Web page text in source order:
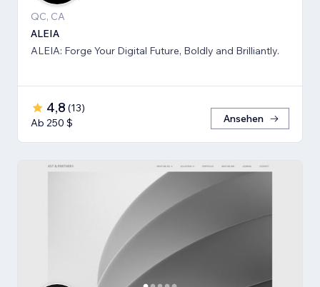
QC, CA
ALEIA
ALEIA: Forge Your Digital Future, Boldly and Brilliantly.
4,8 (13)
Ab 250 $
Ansehen